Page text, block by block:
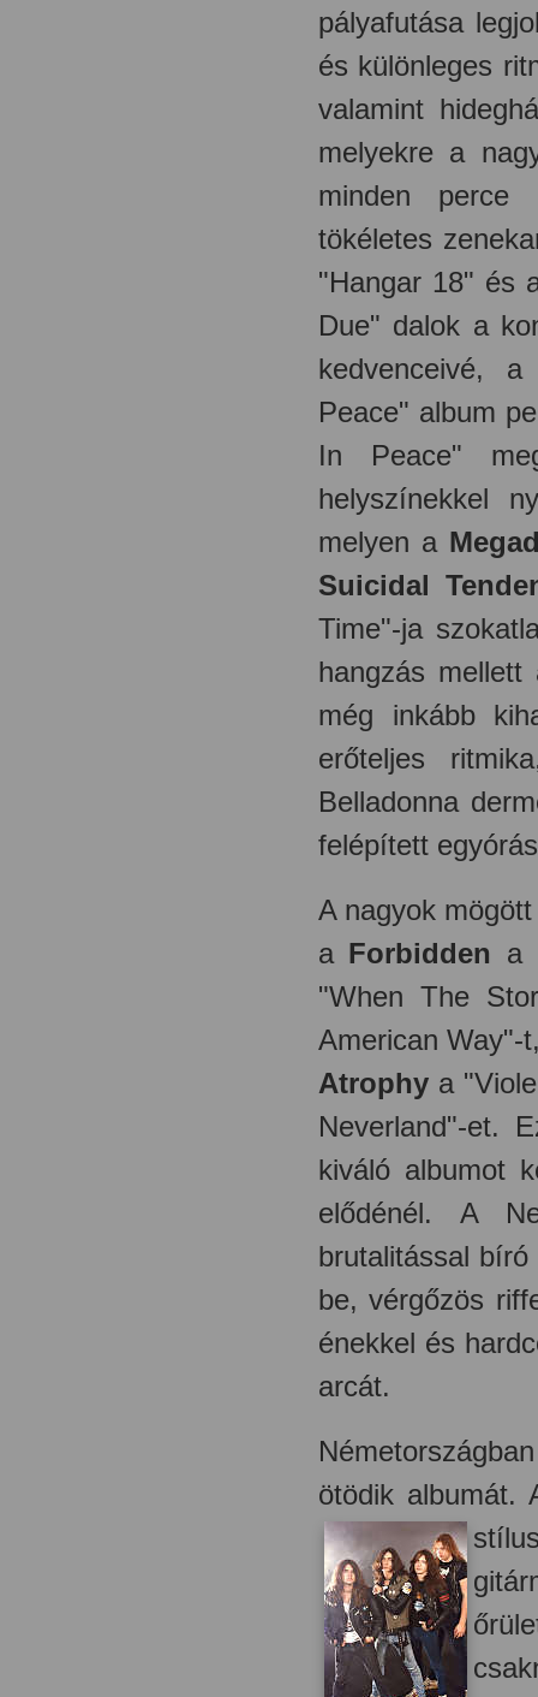
pályafutása
és különleges
valamint
melyekre a
minden
tökéletes
"Hangar 18" és
Due" dalok a
kedvenceivé,
Peace" album
In Peace"
helyszínekkel
melyen a
Suicidal
Time"-ja
hangzás mellett
még inkább
erőteljes
Belladonna
felépített
A nagyok
a Forbidden a
"When The
American
Atrophy a
Neverland"-et.
kiváló albumot
elődénél. A
brutalitással
be, vérgőzös
énekkel és
arcát.
ötödik albumát.